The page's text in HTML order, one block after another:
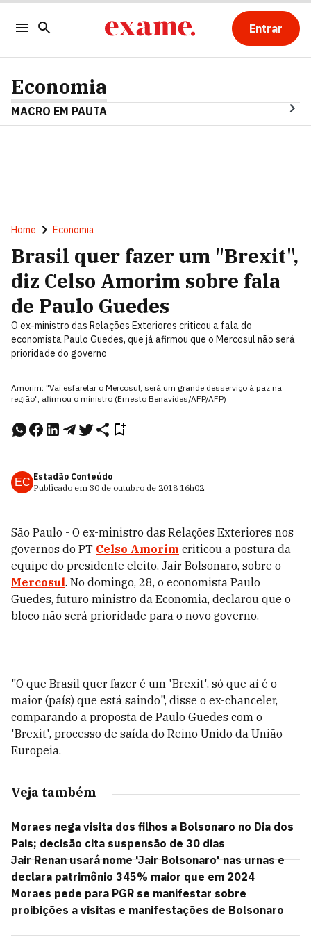
Entrar
Economia
MACRO EM PAUTA
Home Economia
Brasil quer fazer um "Brexit",
diz Celso Amorim sobre fala
de Paulo Guedes
O ex-ministro das Relações Exteriores criticou a fala do
economista Paulo Guedes, que já afirmou que o Mercosul não será
prioridade do governo
Amorim: "Vai esfarelar o Mercosul, será um grande desserviço à paz na
região", afirmou o ministro (Ernesto Benavides/AFP/AFP)
EC Estadão Conteúdo
Publicado em 30 de outubro de 2018 16h02.
São Paulo - O ex-ministro das Relações Exteriores nos
governos do PT Celso Amorim criticou a postura da
equipe do presidente eleito, Jair Bolsonaro, sobre o
Mercosul. No domingo, 28, o economista Paulo
Guedes, futuro ministro da Economia, declarou que o
bloco não será prioridade para o novo governo.
"O que Brasil quer fazer é um 'Brexit', só que aí é o
maior (país) que está saindo", disse o ex-chanceler,
comparando a proposta de Paulo Guedes com o
'Brexit', processo de saída do Reino Unido da União
Europeia.
Veja também
Moraes nega visita dos filhos a Bolsonaro no Dia dos
Pais; decisão cita suspensão de 30 dias
Jair Renan usará nome 'Jair Bolsonaro' nas urnas e
declara patrimônio 345% maior que em 2024
Moraes pede para PGR se manifestar sobre
proibições a visitas e manifestações de Bolsonaro